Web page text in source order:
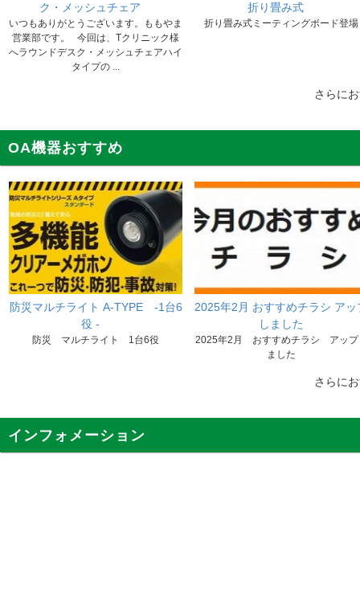
ク・メッシュチェア
いつもありがとうございます。ももやま
営業部です。 今回は、Tクリニック様
へラウンドデスク・メッシュチェアハイ
タイプの ...
折り畳み式
折り畳み式ミーティングボード登場
さらに
OA機器おすすめ
防災マルチライト A-TYPE -1台6
役 -
防災 マルチライト 1台6役
2025年2月 おすすめチラシ アッ
しました
2025年2月 おすすめチラシ アップ
ました
さらに
インフォメーション